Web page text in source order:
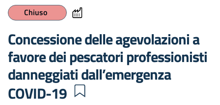
Chiuso
Concessione delle agevolazioni a
favore dei pescatori professionisti
danneggiati dall’emergenza
COVID-19